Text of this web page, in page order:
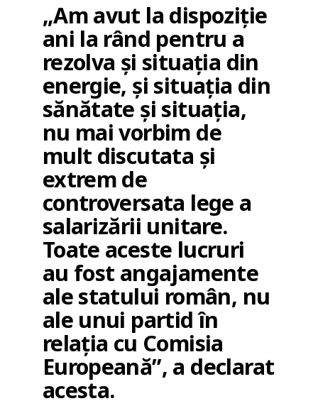
„Am avut la dispoziție
ani la rând pentru a
rezolva și situația din
energie, și situația din
sănătate și situația,
nu mai vorbim de
mult discutata și
extrem de
controversata lege a
salarizării unitare.
Toate aceste lucruri
au fost angajamente
ale statului român, nu
ale unui partid în
relația cu Comisia
Europeană”, a declarat
acesta.